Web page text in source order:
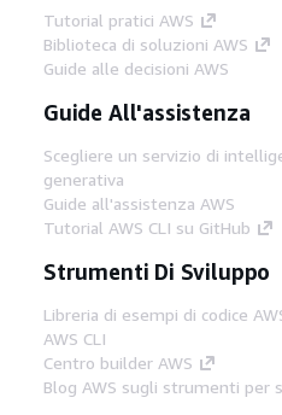
Tutorial pratici AWS
Biblioteca di soluzioni AWS
Guide alle decisioni AWS
Guide All'assistenza
Scegliere un servizio di
generativa
Guide all'assistenza AWS
Tutorial AWS CLI su GitHub
Strumenti Di Sviluppo
Libreria di esempi di codice
AWS CLI
Centro builder AWS
Blog AWS sugli strumenti per